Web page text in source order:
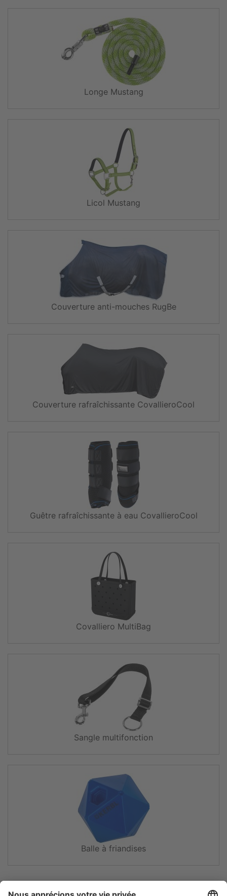
Longe Mustang
Licol Mustang
Couverture anti-mouches RugBe
Couverture rafraîchissante CovallieroCool
Guêtre rafraîchissante à eau CovallieroCool
Covalliero MultiBag
Sangle multifonction
Balle à friandises